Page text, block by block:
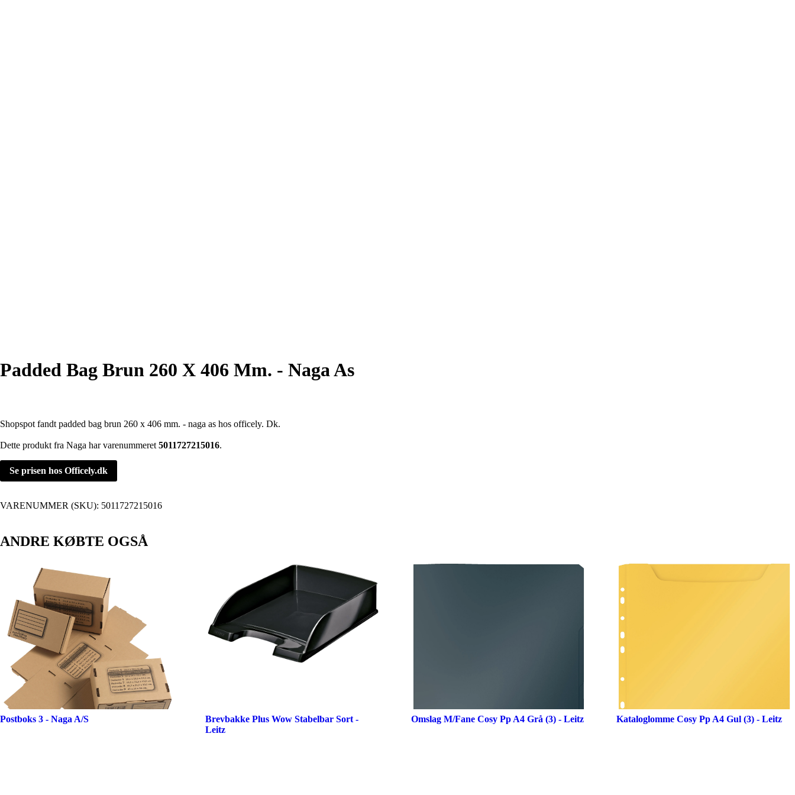
Padded Bag Brun 260 X 406 Mm. - Naga As
Shopspot fandt padded bag brun 260 x 406 mm. - naga as hos officely. Dk.
Dette produkt fra Naga har varenummeret 5011727215016.
Se prisen hos Officely.dk
VARENUMMER (SKU): 5011727215016
ANDRE KØBTE OGSÅ
Postboks 3 - Naga A/S
Brevbakke Plus Wow Stabelbar Sort -
Leitz
Omslag M/Fane Cosy Pp A4 Grå (3) - Leitz Kataloglomme Cosy Pp A4 Gul (3) - Leitz